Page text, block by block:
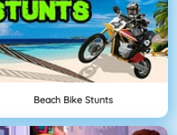
Beach Bike Stunts